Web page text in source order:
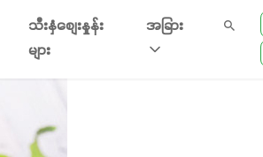
သီးနှံစျေးနှုန်း
များ
အခြား